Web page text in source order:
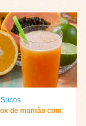
Sucos
de mamão com